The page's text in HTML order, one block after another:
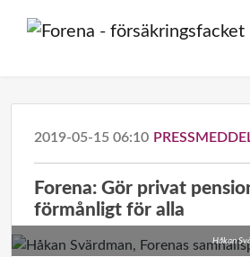
2019-05-15 06:10
Forena: Gör privat
förmånligt för alla
Håkan